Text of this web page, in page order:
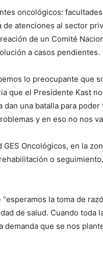
oncológicos:
atenciones al sector
de un Comité
a casos pendientes.
lo preocupante que
que el Presidente Kast
una batalla para
y en eso no nos
Oncológicos, en la
o
la toma de
de salud. Cuando toda
que se nos